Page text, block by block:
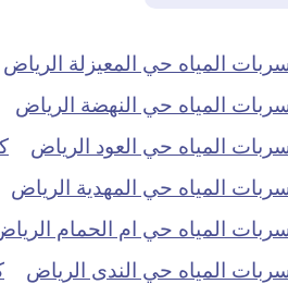
المياه حي المعيزلة الرياض
المياه حي النهضة الرياض
المياه حي العود الرياض
المياه حي المهدية الرياض
المياه حي ام الحمام
المياه حي الندى الرياض